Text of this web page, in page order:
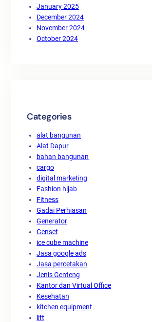
January 2025
December 2024
November 2024
October 2024
Categories
alat bangunan
Alat Dapur
bahan bangunan
cargo
digital marketing
Fashion hijab
Fitness
Gadai Perhiasan
Generator
Genset
ice cube machine
Jasa google ads
Jasa percetakan
Jenis Genteng
Kantor dan Virtual Office
Kesehatan
kitchen equipment
lift